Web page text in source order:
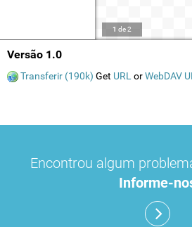
1 de2
Versão 1.0
Transferir (190k) Get URL orWebDAV
Encontrou algum
Informe-